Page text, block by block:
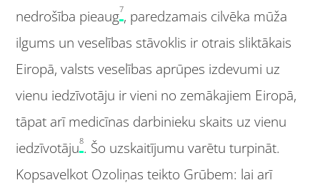
nedrošība pieaug7, paredzamais cilvēka mūža
ilgums un veselības stāvoklis ir otrais sliktākais
Eiropā, valsts veselības aprūpes izdevumi uz
vienu iedzīvotāju ir vieni no zemākajiem Eiropā,
tāpat arī medicīnas darbinieku skaits uz vienu
iedzīvotāju8. Šo uzskaitījumu varētu turpināt.
Kopsavelkot Ozoliņas teikto Grūbem: lai arī